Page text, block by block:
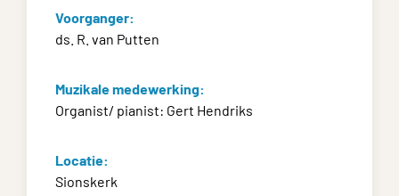
Voorganger:
ds. R. van Putten
Muzikale medewerking:
Organist/ pianist: Gert Hendriks
Locatie:
Sionskerk